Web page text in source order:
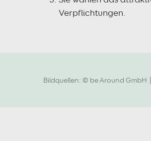
Verpflichtungen.
Bildquellen: © be Around GmbH